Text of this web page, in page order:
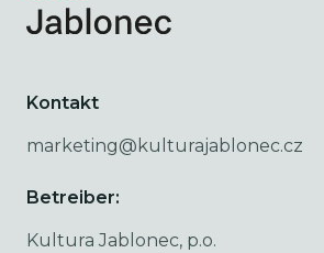
Kontakt
marketing@kulturajablonec.cz
Betreiber:
Kultura Jablonec, p.o.